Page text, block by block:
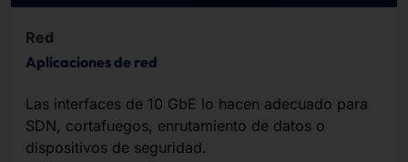
Red
Aplicaciones de red
Las interfaces de 10 GbE lo hacen adecuado para
SDN, cortafuegos, enrutamiento de datos o
dispositivos de seguridad.